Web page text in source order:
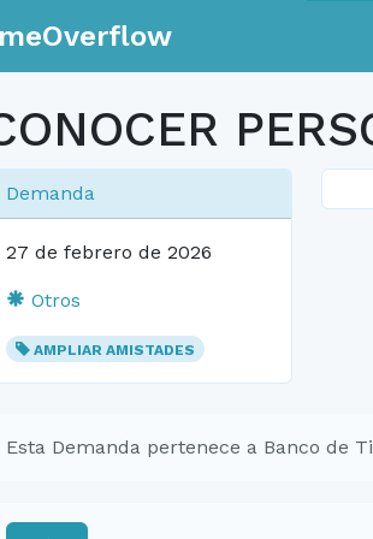
Demanda
27 de febrero de 2026
Otros
AMPLIAR AMISTADES
Esta Demanda pertenece a Banco de